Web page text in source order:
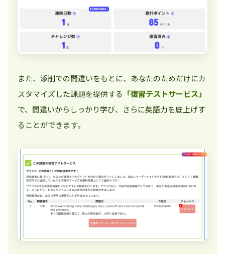
また、添削での間違いをもとに、あなたのためだけにカ
スタマイズした課題を提供する 「復習テストサービス」
で、間違いからしっかり学び、さらに英語力を底上げす
ることができます。